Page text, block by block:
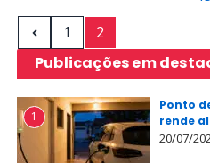
1
2
Publicações em
1
Ponto
rende
20/07/